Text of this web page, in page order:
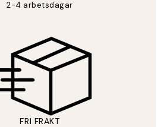
2-4 arbetsdagar
FRI FRAKT